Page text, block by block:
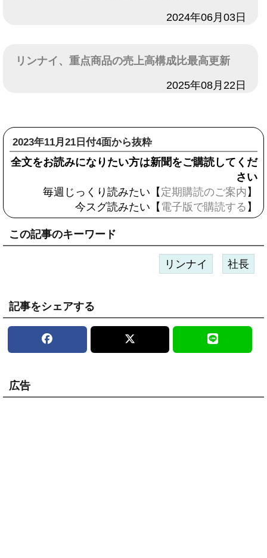
2024年06月03日
リンナイ、重点商品の売上高構成比最高更新
2025年08月22日
2023年11月21日付4面から抜粋
全文をお読みになりたい方は新聞をご購読してくだ
さい
毎週じっくり読みたい【 定期購読のご案内 】
今スグ読みたい【 電子版で購読する 】
この記事のキーワード
リンナイ 社長
記事をシェアする
広告